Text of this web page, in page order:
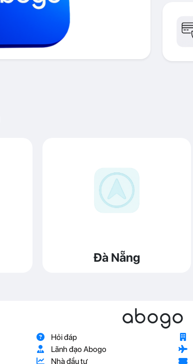
Đà Nẵng
abogo
Hỏi đáp
Lãnh đạo Abogo
Nhà đầu tư